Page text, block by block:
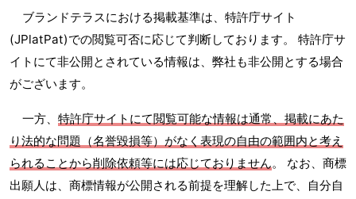
ブランドテラスにおける掲載基準は、特許庁サイト
(JPlatPat)での閲覧可否に応じて判断しております。 特許庁サ
イトにて非公開とされている情報は、弊社も非公開とする場合
がございます。
一方、 特許庁サイトにて閲覧可能な情報は通常、掲載にあた
り法的な問題（名誉毀損等）がなく表現の自由の範囲内と考え
られることから削除依頼等には応じておりません。 なお、商標
出願人は、商標情報が公開される前提を理解した上で、自分自